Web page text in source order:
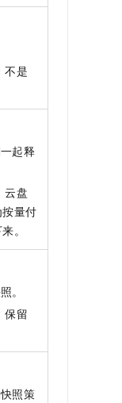
不是
起释
云盘
量付
。
。
保留
照策